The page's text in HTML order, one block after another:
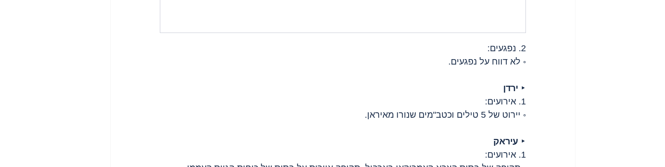
2. נפגעים:
◦ לא דווח על נפגעים.
‣ ירדן
1. אירועים:
◦ יירוט של 5 טילים וכטב"מים שנורו מאיראן.
‣ עיראק
1. אירועים: